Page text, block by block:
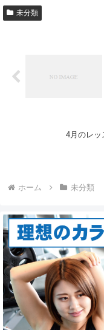
未分類
4月のレッ
ホーム 未分類